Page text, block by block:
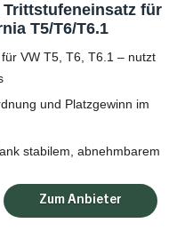
für
T5/T6/T6.1
VW T5, T6, T6.1 – nutzt
und Platzgewinn im
stabilem, abnehmbarem
schützt vor Hitze, Kälte